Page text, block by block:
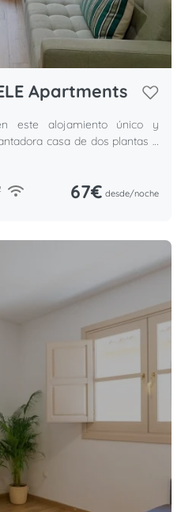
Apartments
este alojamiento único y
casa de dos plantas a
67€ desde/noche